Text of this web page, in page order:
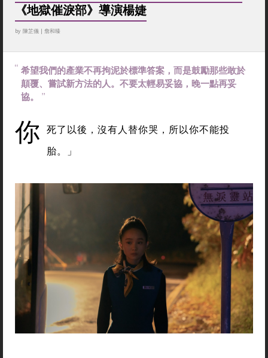
《地獄催淚部》導演楊婕
by 陳芷儀 | 詹和臻
希望我們的產業不再拘泥於標準答案，而是鼓勵那些敢於
顛覆、嘗試新方法的人。不要太輕易妥協，晚一點再妥
協。
你 死了以後，沒有人替你哭，所以你不能投
胎。」